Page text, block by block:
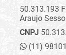
50.313.193
Araujo Sesso
CNPJ
(11)